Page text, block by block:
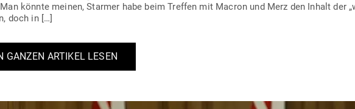
könnte meinen, Starmer habe beim Treffen mit Macron und Merz den Inhalt der
doch in […]
GANZEN ARTIKEL LESEN